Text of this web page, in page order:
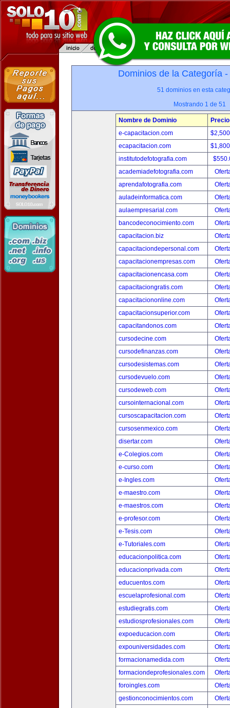
Dominios de la Categoría -
51 dominios en esta
Mostrando 1 de 51
Nombre de Dominio
Precio
e-capacitacion.com
ecapacitacion.com
institutodefotografia.com
academiadefotografia.com
aprendafotografia.com
auladeinformatica.com
aulaempresarial.com
bancodeconocimiento.com
capacitacion.biz
capacitaciondepersonal.com
capacitacionempresas.com
capacitacionencasa.com
capacitaciongratis.com
capacitaciononline.com
capacitacionsuperior.com
capacitandonos.com
cursodecine.com
cursodefinanzas.com
cursodesistemas.com
cursodevuelo.com
cursodeweb.com
cursointernacional.com
cursoscapacitacion.com
cursosenmexico.com
disertar.com
e-Colegios.com
e-curso.com
e-Ingles.com
e-maestro.com
e-maestros.com
e-profesor.com
e-Tesis.com
e-Tutoriales.com
educacionpolitica.com
educacionprivada.com
educuentos.com
escuelaprofesional.com
estudiegratis.com
estudiosprofesionales.com
expoeducacion.com
expouniversidades.com
formacionamedida.com
formaciondeprofesionales.com
foroingles.com
gestionconocimientos.com